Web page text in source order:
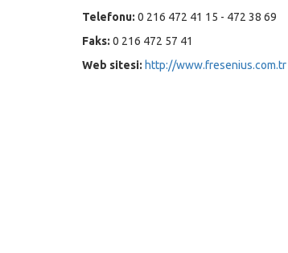
Telefonu: 0 216 472 41 15 - 472 38 69
Faks: 0 216 472 57 41
Web sitesi: http://www.fresenius.com.tr